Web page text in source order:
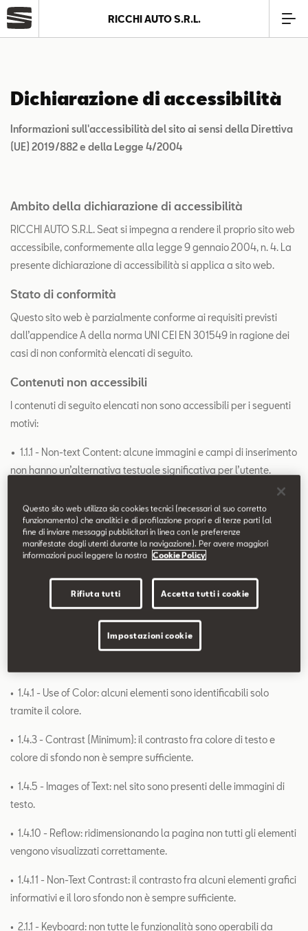
Modelli
Offerte
Business
SEAT Usato Certificato
Contatti
Configuratore
RICCHI AUTO S.R.L.
Dichiarazione di accessibilità
Informazioni sull'accessibilità del sito ai sensi della Direttiva
(UE) 2019/882 e della Legge 4/2004
Ambito della dichiarazione di accessibilità
RICCHI AUTO S.R.L. Seat si impegna a rendere il proprio sito web
accessibile, conformemente alla legge 9 gennaio 2004, n. 4. La
presente dichiarazione di accessibilità si applica a sito web.
Stato di conformità
Questo sito web è parzialmente conforme ai requisiti previsti
dall’appendice A della norma UNI CEI EN 301549 in ragione dei
casi di non conformità elencati di seguito.
Contenuti non accessibili
I contenuti di seguito elencati non sono accessibili per i seguenti
motivi:
• 1.1.1 - Non-text Content: alcune immagini e campi di inserimento
non hanno un’alternativa testuale significativa per l’utente.
• 1.3.1 - Info and Relationships: sono stati utilizzati ruoli o elementi
html in modo improprio, non ven- gono sempre rispettate le
relazioni tra elementi html.
• 1.3.2 - Meaningful Sequence: in alcuni casi, l’ordine di lettura
degli elementi non corrisponde all’ordine visivo degli stessi
all’interno della pagina.
informazioni dell'utente non hanno l'attributo autocomplete
• 1.4.1 - Use of Color: alcuni elementi sono identificabili solo
tramite il colore.
• 1.4.3 - Contrast (Minimum): il contrasto fra colore di testo e
colore di sfondo non è sempre sufficiente.
• 1.4.5 - Images of Text: nel sito sono presenti delle immagini di
testo.
• 1.4.10 - Reflow: ridimensionando la pagina non tutti gli elementi
vengono visualizzati correttamente.
• 1.4.11 - Non-Text Contrast: il contrasto fra alcuni elementi grafici
informativi e il loro sfondo non è sempre sufficiente.
• 2.1.1 - Keyboard: non tutte le funzionalità sono operabili da
Questo sito web utilizza sia cookies tecnici (necessari al suo corretto
funzionamento) che analitici e di profilazione propri e di terze parti (al
fine di inviare messaggi pubblicitari in linea con le preferenze
manifestate dagli utenti durante la navigazione). Per avere maggiori
informazioni puoi leggere la nostra
Cookie Policy
Rifiuta tutti Accetta tutti i cookie
Impostazioni cookie